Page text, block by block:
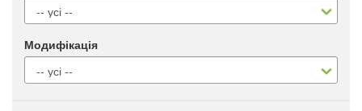
Модифікація